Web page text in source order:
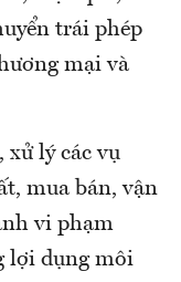
trái phép
mại và
xử lý các vụ
mua bán, vận
vi phạm
lợi dụng môi